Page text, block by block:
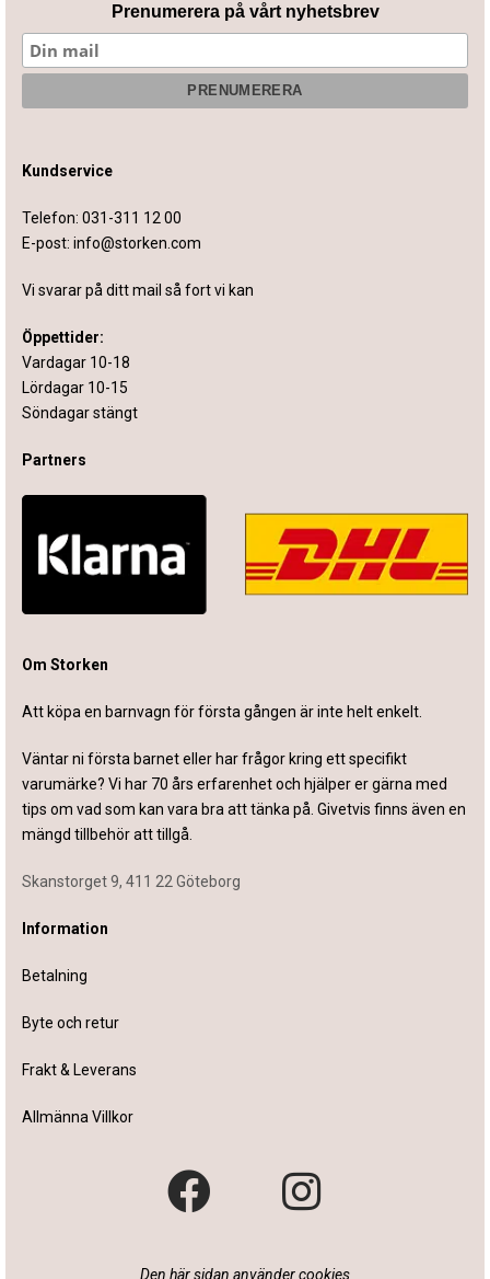
Prenumerera på vårt nyhetsbrev
Kundservice
Telefon: 031-311 12 00
E-post: info@storken.com
Vi svarar på ditt mail så fort vi kan
Öppettider:
Vardagar 10-18
Lördagar 10-15
Söndagar stängt
Partners
Om Storken
Att köpa en barnvagn för första gången är inte helt enkelt.
Väntar ni första barnet eller har frågor kring ett specifikt
varumärke? Vi har 70 års erfarenhet och hjälper er gärna med
tips om vad som kan vara bra att tänka på. Givetvis finns även en
mängd tillbehör att tillgå.
Skanstorget 9, 411 22 Göteborg
Information
Betalning
Byte och retur
Frakt & Leverans
Allmänna Villkor
Den här sidan använder cookies